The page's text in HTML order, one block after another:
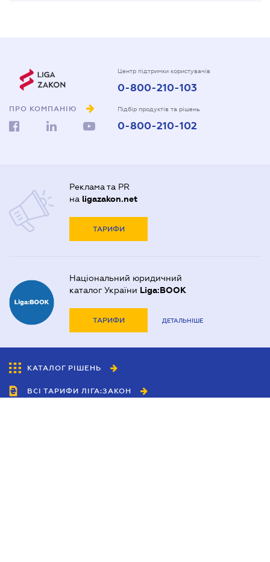
ПРО КОМПАНІЮ
Центр підтримки користувачів
0-800-210-103
Підбір продуктів та рішень
0-800-210-102
Реклама та PR
на ligazakon.net
ТАРИФИ
Національний юридичний
каталог України Liga:BOOK
ТАРИФИ ДЕТАЛЬНІШЕ
КАТАЛОГ РІШЕНЬ
ВСІ ТАРИФИ ЛІГА:ЗАКОН